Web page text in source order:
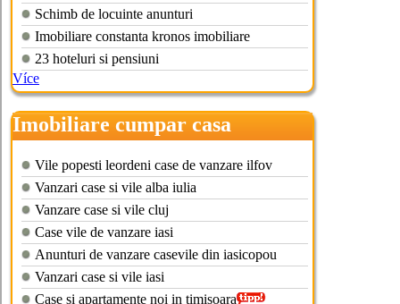
Schimb de locuinte anunturi
Imobiliare constanta kronos imobiliare
23 hoteluri si pensiuni
Více
Imobiliare cumpar casa
Vile popesti leordeni case de vanzare ilfov
Vanzari case si vile alba iulia
Vanzare case si vile cluj
Case vile de vanzare iasi
Anunturi de vanzare casevile din iasicopou
Vanzari case si vile iasi
Case si apartamente noi in timisoara